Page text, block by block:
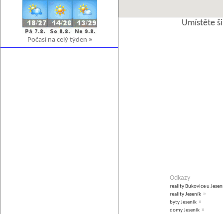
Počasí na celý týden »
Umístěte
Odkazy
reality Bukovice u
reality Jeseník »
byty Jeseník »
domy Jeseník »